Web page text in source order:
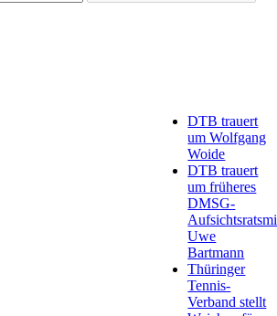
DTB trauert
um Wolfgang
Woide
DTB trauert
um früheres
DMSG-
Uwe
Bartmann
Thüringer
Tennis-
Verband stellt